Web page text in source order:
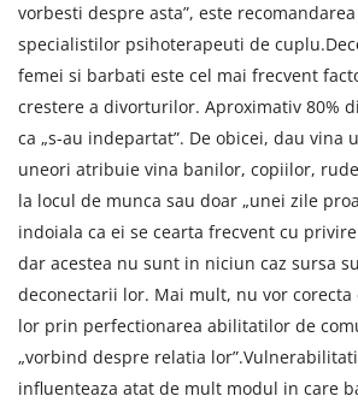
vorbesti despre asta”, este
specialistilor psihoterapeuti de
femei si barbati este cel mai frecvent
crestere a divorturilor. Aproximativ 80%
ca „s-au indepartat”. De obicei, dau vina
uneori atribuie vina banilor, copiilor,
la locul de munca sau doar „unei zile
indoiala ca ei se cearta frecvent cu
dar acestea nu sunt in niciun caz sursa
deconectarii lor. Mai mult, nu vor
lor prin perfectionarea abilitatilor de
„vorbind despre relatia
influenteaza atat de mult modul in care